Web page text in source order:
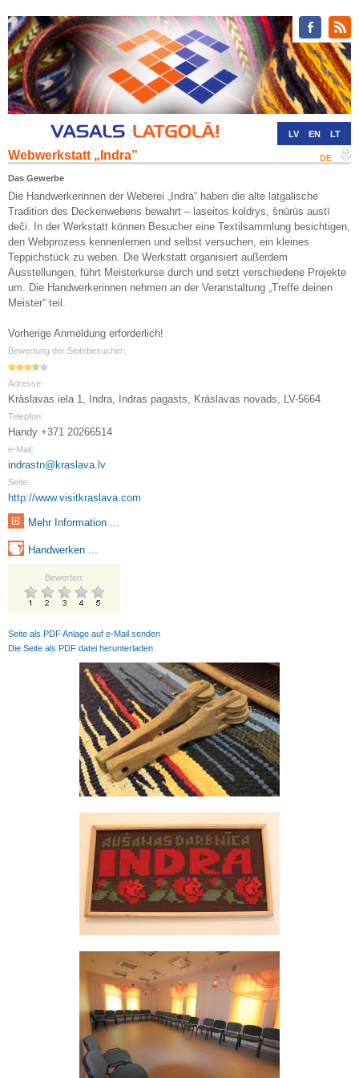
LV EN LT
DE
Webwerkstatt „Indra”
Das Gewerbe
Die Handwerkerinnen der Weberei „Indra“ haben die alte latgalische
Tradition des Deckenwebens bewahrt – laseitos koldrys, šnūrūs austī
deči. In der Werkstatt können Besucher eine Textilsammlung besichtigen,
den Webprozess kennenlernen und selbst versuchen, ein kleines
Teppichstück zu weben. Die Werkstatt organisiert außerdem
Ausstellungen, führt Meisterkurse durch und setzt verschiedene Projekte
um. Die Handwerkerinnen nehmen an der Veranstaltung „Treffe deinen
Meister“ teil.
Vorherige Anmeldung erforderlich!
Bewertung der Seitebesucher:
Adresse:
Krāslavas iela 1, Indra, Indras pagasts, Krāslavas novads, LV-5664
Telepfon:
Handy +371 20266514
e-Mail:
indrastn@kraslava.lv
Seite:
http://www.visitkraslava.com
Mehr Information ...
Handwerken ...
Bewerten:
Seite als PDF Anlage auf e-Mail senden
Die Seite als PDF datei herunterladen